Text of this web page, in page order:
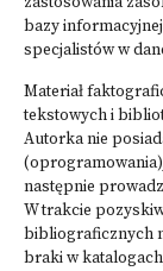
bazy
specjalistów w
Materiał
tekstowych i
Autorka nie
następnie
W trakcie
bibliograficznych
braki w